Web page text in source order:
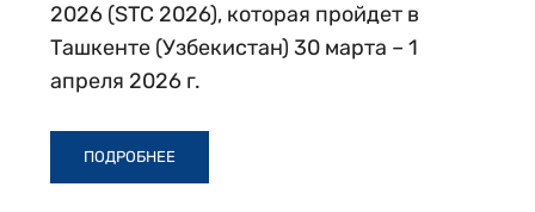
2026 (STC 2026), которая пройдет в
Ташкенте (Узбекистан) 30 марта – 1
апреля 2026 г.
ПОДРОБНЕЕ